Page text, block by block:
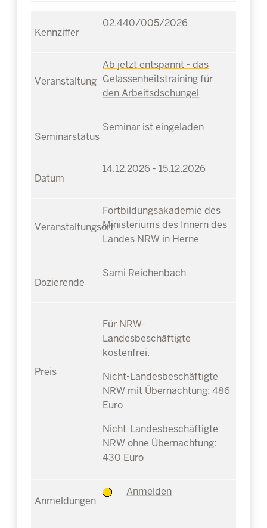
02.440/005/2026
Ab jetzt entspannt - das
Gelassenheitstraining für
den Arbeitsdschungel
Seminar ist eingeladen
14.12.2026 - 15.12.2026
Fortbildungsakademie des
Ministeriums des Innern des
Landes NRW in Herne
Sami Reichenbach
Für NRW-
Landesbeschäftigte
kostenfrei.
Nicht-Landesbeschäftigte
NRW mit Übernachtung: 486
Euro
Nicht-Landesbeschäftigte
NRW ohne Übernachtung:
430 Euro
Anmelden